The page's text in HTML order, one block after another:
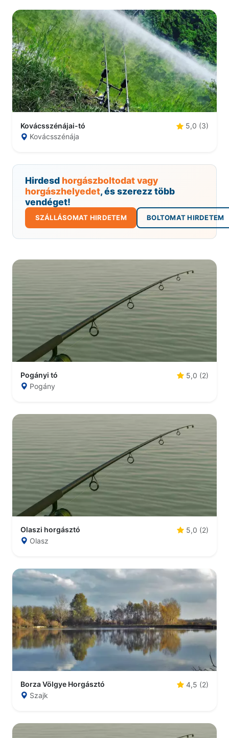
Kovácsszénájai-tó
5,0 (3)
Kovácsszénája
Hirdesd horgászboltodat vagy
horgászhelyedet, és szerezz több
vendéget!
SZÁLLÁSOMAT HIRDETEM BOLTOMAT HIRDETEM
Pogányi tó
5,0 (2)
Pogány
Olaszi horgásztó
5,0 (2)
Olasz
Borza Völgye Horgásztó
4,5 (2)
Szajk